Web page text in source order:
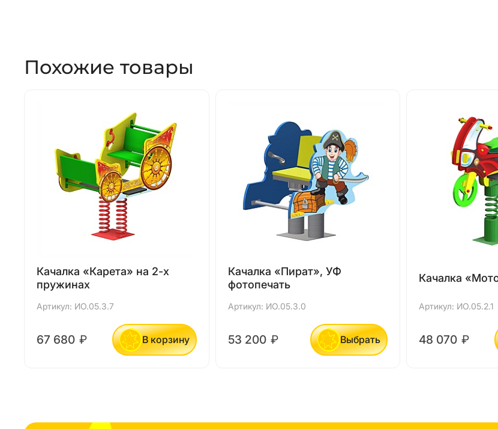
Похожие товары
Качалка «Карета» на 2-х
пружинах
Артикул: ИО.05.3.7
67 680 ₽ В корзину
Качалка «Пират», УФ
фотопечать
Артикул: ИО.05.3.0
53 200 ₽ Выбрать
Качалка
Артикул: ИО.05.2.1
48 070 ₽